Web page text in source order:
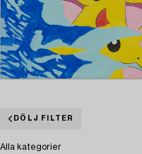
DÖLJ FILTER
Alla kategorier